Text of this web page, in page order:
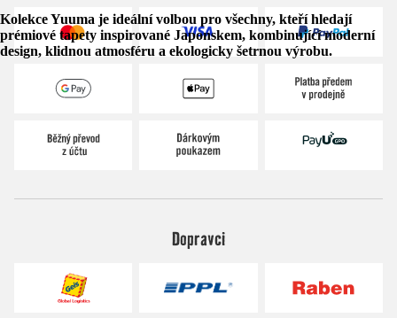
Kolekce Yuuma je ideální volbou pro všechny, kteří hledají
prémiové tapety inspirované Japonskem, kombinující moderní
design, klidnou atmosféru a ekologicky šetrnou výrobu.
Dopravci